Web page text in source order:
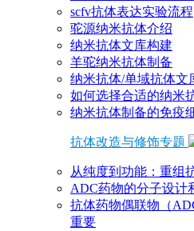
scfv抗体表达实验流程
驼源纳米抗体介绍
纳米抗体文库构建
羊驼纳米抗体制备
纳米抗体/单域抗体文
如何选择合适的纳米
纳米抗体制备的免疫
抗体改造与修饰专题
从纯度到功能：重组
ADC药物的分子设计
抗体药物偶联物（
重要